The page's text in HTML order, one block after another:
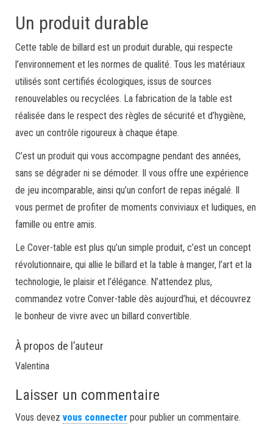
Un produit durable
Cette table de billard est un produit durable, qui respecte
l’environnement et les normes de qualité. Tous les matériaux
utilisés sont certifiés écologiques, issus de sources
renouvelables ou recyclées. La fabrication de la table est
réalisée dans le respect des règles de sécurité et d’hygiène,
avec un contrôle rigoureux à chaque étape.
C’est un produit qui vous accompagne pendant des années,
sans se dégrader ni se démoder. Il vous offre une expérience
de jeu incomparable, ainsi qu’un confort de repas inégalé. Il
vous permet de profiter de moments conviviaux et ludiques, en
famille ou entre amis.
Le Cover-table est plus qu’un simple produit, c’est un concept
révolutionnaire, qui allie le billard et la table à manger, l’art et la
technologie, le plaisir et l’élégance. N’attendez plus,
commandez votre Conver-table dès aujourd’hui, et découvrez
le bonheur de vivre avec un billard convertible.
À propos de l’auteur
Valentina
Laisser un commentaire
Vous devez vous connecter pour publier un commentaire.